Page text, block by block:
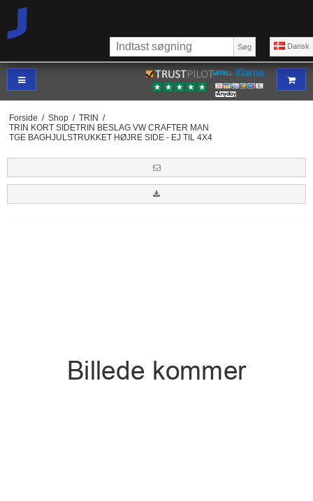
Dansk
Søg
Forside / Shop / TRIN /
TRIN KORT SIDETRIN BESLAG VW CRAFTER MAN
TGE BAGHJULSTRUKKET HØJRE SIDE - EJ TIL 4X4